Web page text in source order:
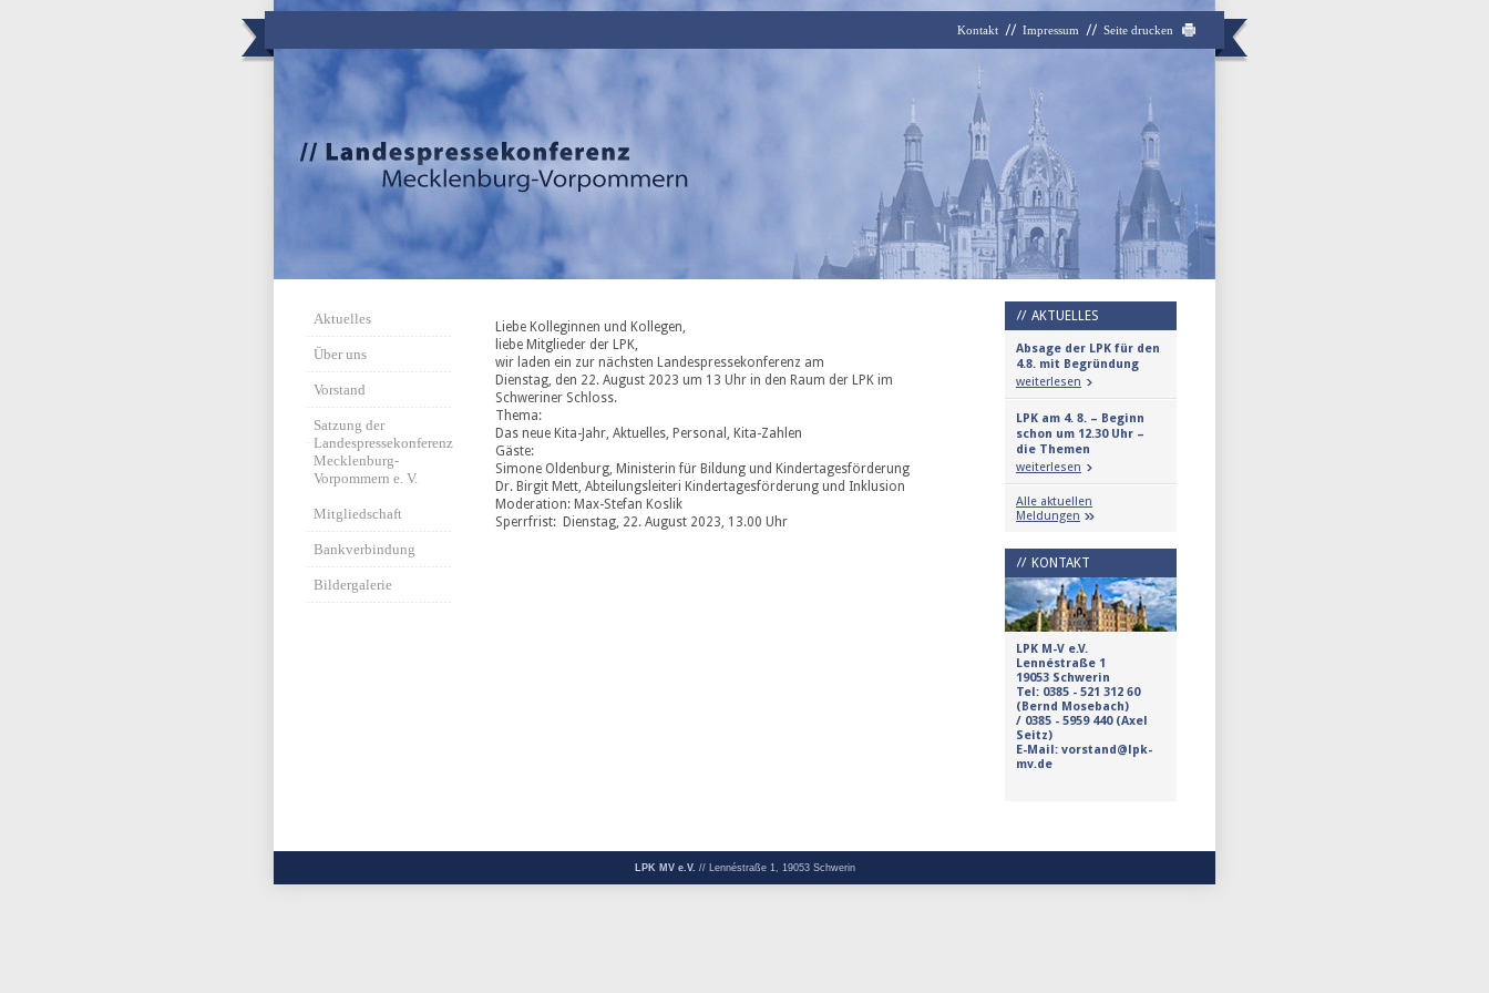
Kontakt Impressum Seite drucken
Aktuelles
Über uns
Vorstand
Satzung der
Landespressekonferenz
Mecklenburg-
Vorpommern e. V.
Mitgliedschaft
Bankverbindung
Bildergalerie
Liebe Kolleginnen und Kollegen,
liebe Mitglieder der LPK,
wir laden ein zur nächsten Landespressekonferenz am
Dienstag, den 22. August 2023 um 13 Uhr in den Raum der LPK im
Schweriner Schloss.
Thema:
Das neue Kita-Jahr, Aktuelles, Personal, Kita-Zahlen
Gäste:
Simone Oldenburg, Ministerin für Bildung und Kindertagesförderung
Dr. Birgit Mett, Abteilungsleiteri Kindertagesförderung und Inklusion
Moderation: Max-Stefan Koslik
Sperrfrist: Dienstag, 22. August 2023, 13.00 Uhr
AKTUELLES
Absage der LPK für den
4.8. mit Begründung
weiterlesen
LPK am 4. 8. – Beginn
schon um 12.30 Uhr –
die Themen
weiterlesen
Alle aktuellen
Meldungen
KONTAKT
LPK M-V e.V.
Lennéstraße 1
19053 Schwerin
Tel: 0385 - 521 312 60
(Bernd Mosebach)
/ 0385 - 5959 440 (Axel
Seitz)
E-Mail: vorstand@lpk-
mv.de
LPK MV e.V. // Lennéstraße 1, 19053 Schwerin